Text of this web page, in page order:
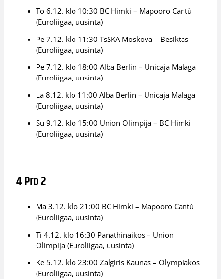
To 6.12. klo 10:30 BC Himki – Mapooro Cantù
(Euroliigaa, uusinta)
Pe 7.12. klo 11:30 TsSKA Moskova – Besiktas
(Euroliigaa, uusinta)
Pe 7.12. klo 18:00 Alba Berlin – Unicaja Malaga
(Euroliigaa, uusinta)
La 8.12. klo 11:00 Alba Berlin – Unicaja Malaga
(Euroliigaa, uusinta)
Su 9.12. klo 15:00 Union Olimpija – BC Himki
(Euroliigaa, uusinta)
4 Pro 2
Ma 3.12. klo 21:00 BC Himki – Mapooro Cantù
(Euroliigaa, uusinta)
Ti 4.12. klo 16:30 Panathinaikos – Union
Olimpija (Euroliigaa, uusinta)
Ke 5.12. klo 23:00 Zalgiris Kaunas – Olympiakos
(Euroliigaa, uusinta)